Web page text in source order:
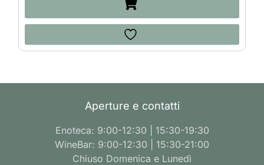
Aperture e contatti
Enoteca: 9:00-12:30 | 15:30-19:30
WineBar: 9:00-12:30 | 15:30-21:00
Chiuso Domenica e Lunedì